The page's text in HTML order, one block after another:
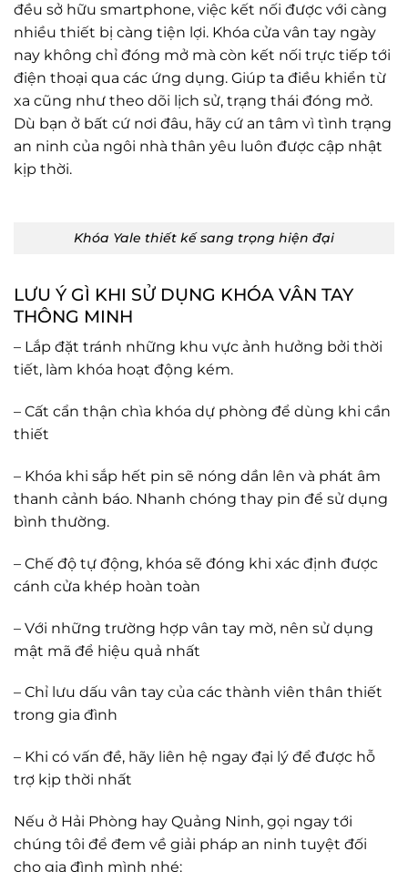
đều sở hữu smartphone, việc kết nối được với càng
nhiều thiết bị càng tiện lợi. Khóa cửa vân tay ngày
nay không chỉ đóng mở mà còn kết nối trực tiếp tới
điện thoại qua các ứng dụng. Giúp ta điều khiển từ
xa cũng như theo dõi lịch sử, trạng thái đóng mở.
Dù bạn ở bất cứ nơi đâu, hãy cứ an tâm vì tình trạng
an ninh của ngôi nhà thân yêu luôn được cập nhật
kịp thời.
Khóa Yale thiết kế sang trọng hiện đại
LƯU Ý GÌ KHI SỬ DỤNG KHÓA VÂN TAY
THÔNG MINH
– Lắp đặt tránh những khu vực ảnh hưởng bởi thời
tiết, làm khóa hoạt động kém.
– Cất cẩn thận chìa khóa dự phòng để dùng khi cần
thiết
– Khóa khi sắp hết pin sẽ nóng dần lên và phát âm
thanh cảnh báo. Nhanh chóng thay pin để sử dụng
bình thường.
– Chế độ tự động, khóa sẽ đóng khi xác định được
cánh cửa khép hoàn toàn
– Với những trường hợp vân tay mờ, nên sử dụng
mật mã để hiệu quả nhất
– Chỉ lưu dấu vân tay của các thành viên thân thiết
trong gia đình
– Khi có vấn đề, hãy liên hệ ngay đại lý để được hỗ
trợ kịp thời nhất
Nếu ở Hải Phòng hay Quảng Ninh, gọi ngay tới
chúng tôi để đem về giải pháp an ninh tuyệt đối
cho gia đình mình nhé: